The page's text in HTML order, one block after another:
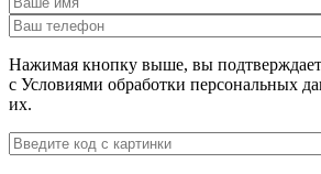
Нажимая кнопку выше, вы
с Условиями обработки персональных
их.